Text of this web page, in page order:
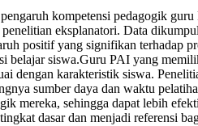
kompetensi pedagogik
eksplanatori. Data
positif yang signifikan terhadap
belajar siswa.Guru PAI yang
dengan karakteristik siswa.
sumber daya dan waktu
mereka, sehingga dapat lebih
dasar dan menjadi referensi